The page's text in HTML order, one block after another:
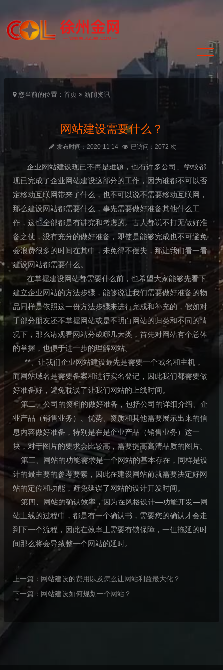
您当前的位置：首页 新闻资讯
网站建设需要什么？
发布时间：2020-11-14 已访问：2072 次
企业网站建设现已不再是难题，也有许多公司、学校都
现已完成了企业网站建设这部分的工作，因为谁都不可以否
定移动互联网带来了什么，也不可以说不需要移动互联网，
那么建设网站都需要什么，事先需要做好准备其他什么工
作，这也全部都是有讲究和考虑的。古人都说不打无做好准
备之仗，没有充分的做好准备，即使是能够完成也不可避免
会浪费很多的时间在其中，未免得不偿失，那让我们看一看
建设网站都需要什么。
在掌握建设网站都需要什么前，也希望大家能够先看下
建立企业网站的方法步骤，能够说让我们需要做好准备的物
品同样是依照这一份方法步骤来进行完成和补充的，假如对
于部分朋友还不掌握网站或是不明白网站的归类和不同的情
况下，那么请观看网站分成哪几大类，首先对网站有个总体
的掌握，也便于进一步的理解网站。
**、让我们企业网站建设最先是需要一个域名和主机，
而网站域名是需要备案和进行实名登记，因此我们都需要做
好准备好，避免耽误了让我们网站的上线时间。
第二、公司的资料的做好准备，包括公司的详细介绍、企
业产品（销售业务）、优势、资质和其他需要展示出来的信
息内容做好准备，特别是在是企业产品（销售业务）这一
块，对于图片的要求会比较高，需要提高高清品质的图片。
第三、网站的功能需求是一个网站的基本存在，同样是设
计的最主要的参考要素，因此在建设网站前就需要决定好网
站的定位和功能，避免延误了网站的设计开发时间。
第四、网站的确认效率，因为在风格设计—功能开发—网
站上线的过程中，都是有一个确认书，需要您的确认才会走
到下一个流程，因此在效率上需要有锁保障，一但拖延的时
间那么将会导致整一个网站的延时。
上一篇： 网站建设的费用以及怎么让网站利益最大化？
下一篇： 网站建设如何规划一个网站？